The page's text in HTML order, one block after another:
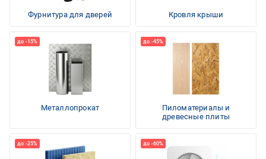
Фурнитура для дверей Кровля крыши
Металлопрокат
Пиломатериалы и
древесные плиты